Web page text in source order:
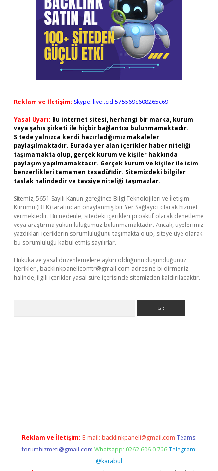
Reklam ve İletişim: Skype: live:.cid.575569c608265c69
Yasal Uyarı: Bu internet sitesi, herhangi bir marka, kurum
veya şahıs şirketi ile hiçbir bağlantısı bulunmamaktadır.
Sitede yalnızca kendi hazırladığımız makaleler
paylaşılmaktadır. Burada yer alan içerikler haber niteliği
taşımamakta olup, gerçek kurum ve kişiler hakkında
paylaşım yapılmamaktadır. Gerçek kurum ve kişiler ile isim
benzerlikleri tamamen tesadüfidir. Sitemizdeki bilgiler
taslak halindedir ve tavsiye niteliği taşımazlar.
Sitemiz, 5651 Sayılı Kanun gereğince Bilgi Teknolojileri ve İletişim
Kurumu (BTK) tarafından onaylanmış bir Yer Sağlayıcı olarak hizmet
vermektedir. Bu nedenle, sitedeki içerikleri proaktif olarak denetleme
veya araştırma yükümlülüğümüz bulunmamaktadır. Ancak, üyelerimiz
yazdıkları içeriklerin sorumluluğunu taşımakta olup, siteye üye olarak
bu sorumluluğu kabul etmiş sayılırlar.
Hukuka ve yasal düzenlemelere aykırı olduğunu düşündüğünüz
içerikleri, backlinkpanelicomtr@gmail.com adresine bildirmeniz
halinde, ilgili içerikler yasal süre içerisinde sitemizden kaldırılacaktır.
Reklam ve İletişim: E-mail: backlinkpaneli@gmail.com Teams:
forumhizmeti@gmail.com Whatsapp: 0262 606 0 726 Telegram:
@karabul